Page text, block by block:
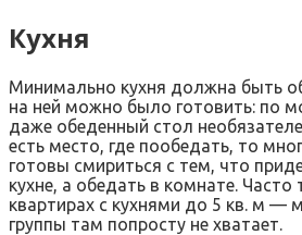
Кухня
Минимально кухня должна быть
на ней можно было готовить: по
даже обеденный стол
есть место, где пообедать, то
готовы смириться с тем, что
кухне, а обедать в комнате. Часто
квартирах с кухнями до 5 кв. м —
группы там попросту не хватает.